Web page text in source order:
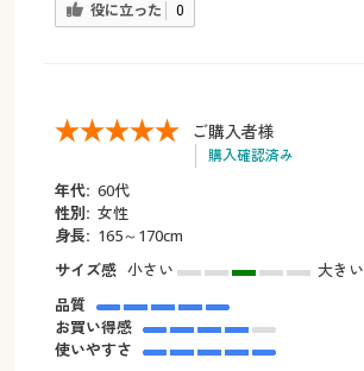
役に立った 0
ご購入者様
購入確認済み
年代: 60代
性別: 女性
身長: 165～170cm
サイズ感 小さい
大きい
品質
お買い得感
使いやすさ